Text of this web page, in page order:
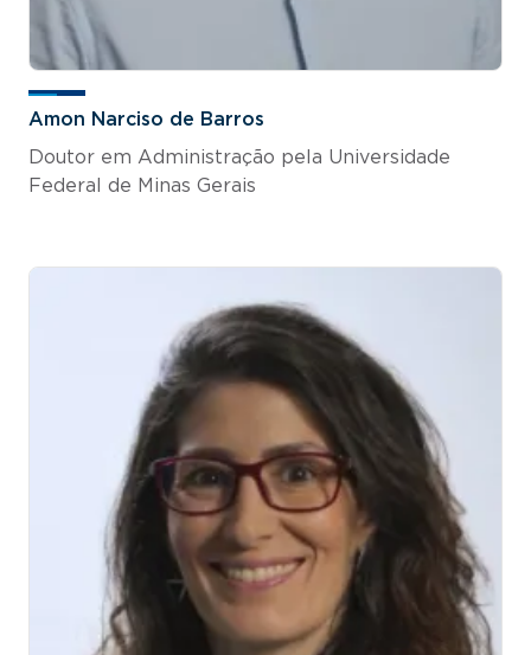
Amon Narciso de Barros
Doutor em Administração pela Universidade
Federal de Minas Gerais